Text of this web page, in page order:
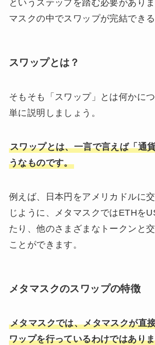
というステップを踏む必要があり
マスクの中でスワップが完結できる
スワップとは？
そもそも「スワップ」とは何かに
単に説明しましょう。
スワップとは、一言で言えば「通
うなものです。
例えば、日本円をアメリカドルに
じように、メタマスクではETHを
たり、他のさまざまなトークンと
ことができます。
メタマスクのスワップの特徴
メタマスクでは、メタマスクが直
ワップを行っているわけではあり